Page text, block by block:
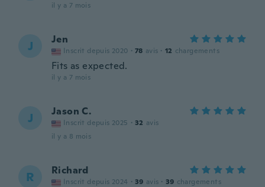
il y a 7 mois
J Jen
Inscrit depuis 2020 · 78 avis · 12 chargements
Fits as expected.
il y a 7 mois
J Jason C.
Inscrit depuis 2025 · 32 avis
il y a 8 mois
R Richard
Inscrit depuis 2024 · 39 avis · 39 chargements